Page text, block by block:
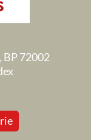
BP 72002